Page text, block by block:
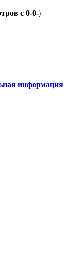
с 0-0-)
информация